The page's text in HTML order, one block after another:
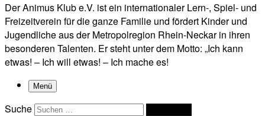
Der Animus Klub e.V. ist ein internationaler Lern-, Spiel- und
Freizeitverein für die ganze Familie und fördert Kinder und
Jugendliche aus der Metropolregion Rhein-Neckar in ihren
besonderen Talenten. Er steht unter dem Motto: „Ich kann
etwas! – Ich will etwas! – Ich mache es!
Menü
Suche